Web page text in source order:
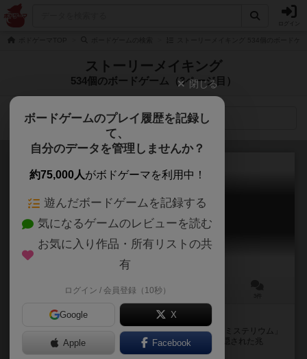
ストーリーメイキング
534個のボードゲーム（3ページ目）
検索メニュー
ミステリウム：隠された兆し
Mysterium: Hidden Signs
42分前後
この幽霊屋敷には、まだ少し秘密があります……
※この商品は拡張セットです。プレイするためには、「ミステリウム」
本体が必要です。 「ミステリウム」の拡張第１弾「隠された兆
し/HIDDEN SIGNS」では、あなたは...
閉じる
ボードゲームのプレイ履歴を記録し
て、
自分のデータを管理しませんか？
約75,000人がボドゲーマを利用中！
遊んだボードゲームを記録する
気になるゲームのレビューを読む
お気に入り作品・所有リストの共
有
ログイン / 会員登録（10秒）
Google X
Apple Facebook